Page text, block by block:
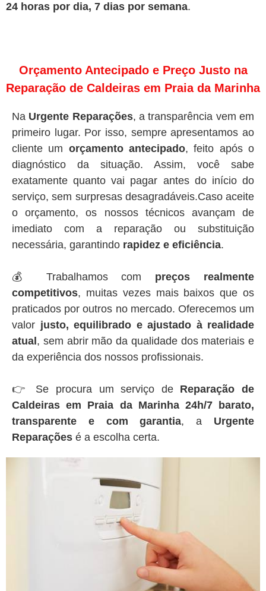
24 horas por dia, 7 dias por semana.
Orçamento Antecipado e Preço Justo na
Reparação de Caldeiras em Praia da Marinha
Na Urgente Reparações, a transparência vem em
primeiro lugar. Por isso, sempre apresentamos ao
cliente um orçamento antecipado, feito após o
diagnóstico da situação. Assim, você sabe
exatamente quanto vai pagar antes do início do
serviço, sem surpresas desagradáveis.Caso aceite
o orçamento, os nossos técnicos avançam de
imediato com a reparação ou substituição
necessária, garantindo rapidez e eficiência.
💰 Trabalhamos com preços realmente
competitivos, muitas vezes mais baixos que os
praticados por outros no mercado. Oferecemos um
valor justo, equilibrado e ajustado à realidade
atual , sem abrir mão da qualidade dos materiais e
da experiência dos nossos profissionais.
👉 Se procura um serviço de Reparação de
Caldeiras em Praia da Marinha 24h/7 barato,
transparente e com garantia, a Urgente
Reparações é a escolha certa.